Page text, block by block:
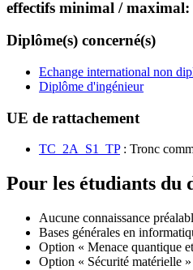
effectifs minimal / maximal:
Diplôme(s) concerné(s)
Echange international non
Diplôme d'ingénieur
UE de rattachement
TC_2A_S1_TP: Tronc
Pour les étudiants du
Aucune connaissance
Bases générales en
Option « Menace quantique
Option « Sécurité matérielle